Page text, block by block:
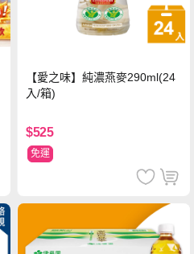
【愛之味】純濃燕麥290ml(24
入/箱)
$525
免運